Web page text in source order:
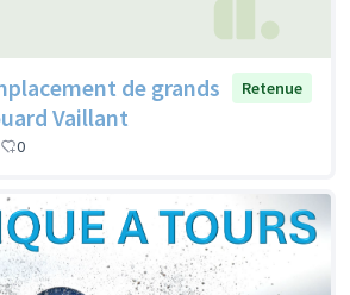
de grands
Vaillant
Retenue
0